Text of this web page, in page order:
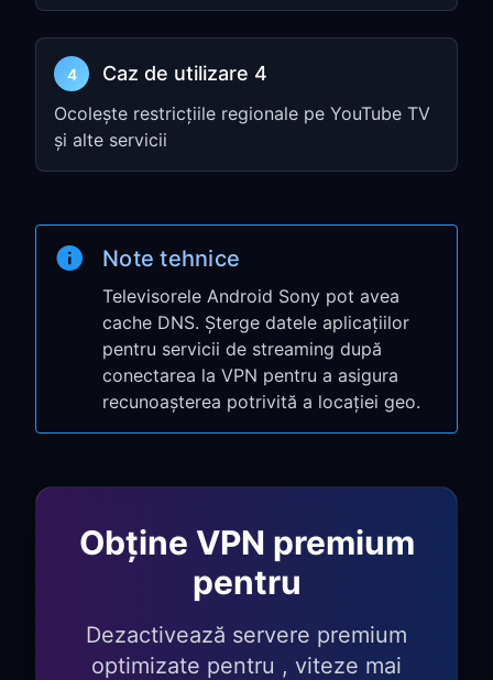
abonamentul
Connect
Pasul 3: Testați conexiunea
Confirmați că aplicația detectează
regiunea VPN pe care ați selectat-o
Configurare
alternativă: partajare
prin PC
disponibilă sau când doriți să direcționați
televizorul prin conexiunea desktopului.
VPN pe PC
4 Caz de utilizare 4
Ocolește restricțiile regionale pe YouTube TV
și alte servicii
Note tehnice
Televisorele Android Sony pot avea
cache DNS. Șterge datele aplicațiilor
pentru servicii de streaming după
conectarea la VPN pentru a asigura
recunoașterea potrivită a locației geo.
Obține VPN premium
pentru
Dezactivează servere premium
optimizate pentru , viteze mai